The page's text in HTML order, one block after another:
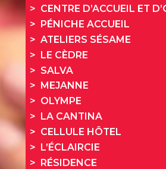
CENTRE D’ACCUEIL ET
PÉNICHE ACCUEIL
ATELIERS SÉSAME
LE CÈDRE
SALVA
MEJANNE
OLYMPE
LA CANTINA
CELLULE HÔTEL
L’ÉCLAIRCIE
RÉSIDENCE